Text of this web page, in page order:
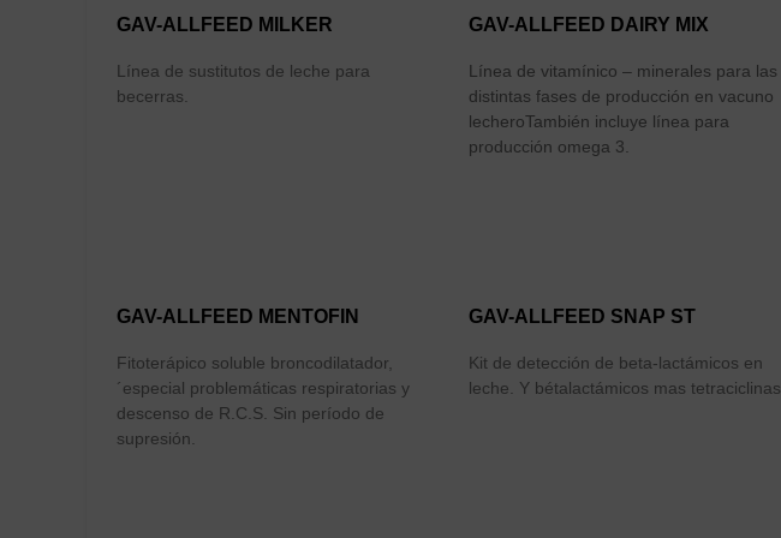
GAV-ALLFEED MILKER
Línea de sustitutos de leche para
becerras.
GAV-ALLFEED DAIRY MIX
Línea de vitamínico – minerales para las
distintas fases de producción en vacuno
lecheroTambién incluye línea para
producción omega 3.
GAV-ALLFEED MENTOFIN
Fitoterápico soluble broncodilatador,
´especial problemáticas respiratorias y
descenso de R.C.S. Sin período de
supresión.
GAV-ALLFEED SNAP ST
Kit de detección de beta-lactámicos en
leche. Y bétalactámicos mas tetraciclinas.